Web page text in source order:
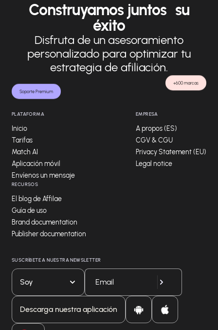
Soporte Premium
+600 marcas
Construyamos juntos su
éxito
Disfruta de un asesoramiento
personalizado para optimizar tu
estrategia de afiliación.
PLATAFORMA
Inicio
Tarifas
Match AI
Aplicación móvil
Envíenos un mensaje
EMPRESA
A propos (ES)
CGV & CGU
Privacy Statement (EU)
Legal notice
RECURSOS
El blog de Affilae
Guía de uso
Brand documentation
Publisher documentation
SUSCRÍBETE A NUESTRA NEWSLETTER
Soy
Descarga nuestra aplicación